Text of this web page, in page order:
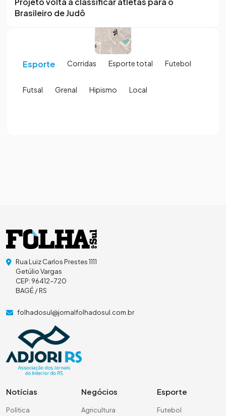
Brasileiro de Judô
Esporte Corridas Esporte total Futebol
Futsal Grenal Hipismo Local
Rua Luiz Carlos Prestes 1111
Getúlio Vargas
CEP: 96412-720
BAGÉ / RS
folhadosul@jornalfolhadosul.com.br
Notícias
Política
Negócios
Agricultura
Esporte
Futebol